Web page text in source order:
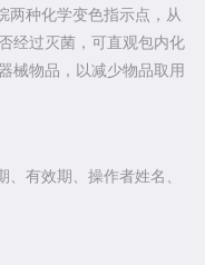
两种化学变色指示点，从
经过灭菌，可直观包内化
械物品，以减少物品取用
有效期、操作者姓名、